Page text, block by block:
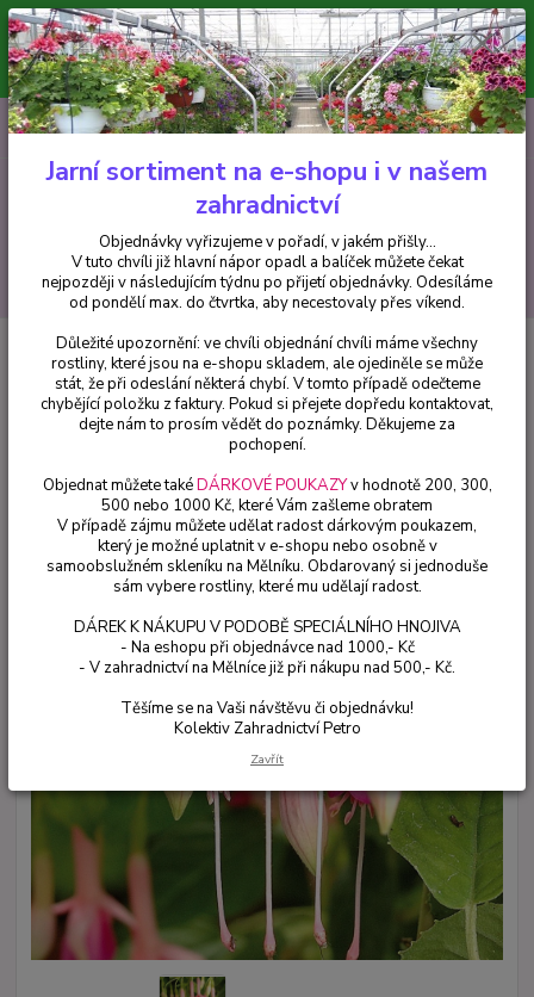
Minimální hodnota pro odeslání z e-shopu je 300 Kč.
V tuto chvíli již hlavní nápor objednávek opadl a balíček můžete čekat
nejpozději v následujícím týdnu po přijetí objednávky. Objednávky
vyřizujeme v pořadí, v jakém přišly...
CZK
Hledat
+420 602 223 614 0ks
za0 Kč
Fuchsie Pink Rain Fuchsie - cena za kus v 3-kusovém balení
Pink Rain Fuchsie - cena za kus v
3-kusovém balení
Jarní sortiment na e-shopu i v našem
zahradnictví
Objednávky vyřizujeme v pořadí, v jakém přišly...
V tuto chvíli již hlavní nápor opadl a balíček můžete čekat
nejpozději v následujícím týdnu po přijetí objednávky. Odesíláme
od pondělí max. do čtvrtka, aby necestovaly přes víkend.
Důležité upozornění: ve chvíli objednání chvíli máme všechny
rostliny, které jsou na e-shopu skladem, ale ojediněle se může
stát, že při odeslání některá chybí. V tomto případě odečteme
chybějící položku z faktury. Pokud si přejete dopředu kontaktovat,
dejte nám to prosím vědět do poznámky. Děkujeme za
pochopení.
Objednat můžete takéDÁRKOVÉ POUKAZYv hodnotě 200, 300,
500 nebo 1000 Kč, které Vám zašleme obratem
V případě zájmu můžete udělat radost dárkovým poukazem,
který je možné uplatnit v e-shopu nebo osobně v
samoobslužném skleníku na Mělníku. Obdarovaný si jednoduše
sám vybere rostliny, které mu udělají radost.
DÁREK K NÁKUPU V PODOBĚ SPECIÁLNÍHO HNOJIVA
- Na eshopu při objednávce nad 1000,- Kč
- V zahradnictví na Mělníce již při nákupu nad 500,- Kč.
Těšíme se na Vaši návštěvu či objednávku!
Kolektiv Zahradnictví Petro
Zavřít